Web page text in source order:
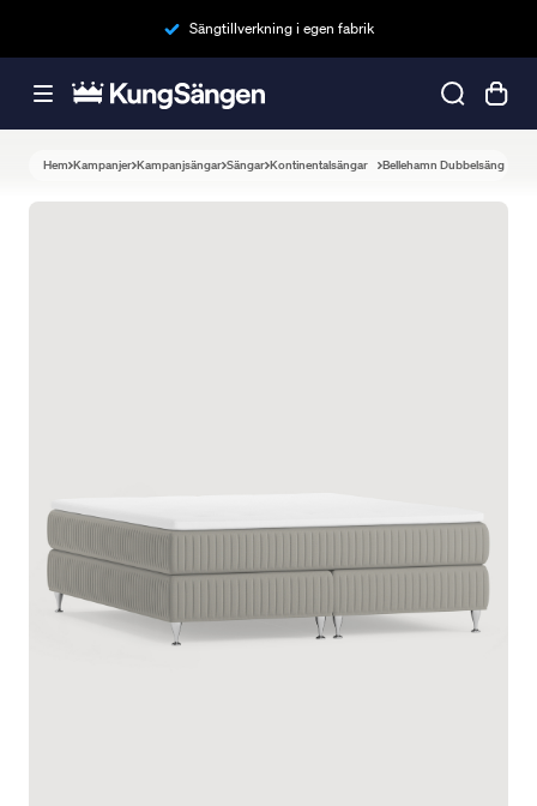
Sängtillverkning i egen fabrik
Hem Kampanjer Kampanjsängar Sängar Kontinentalsängar Bellehamn Dubbelsäng